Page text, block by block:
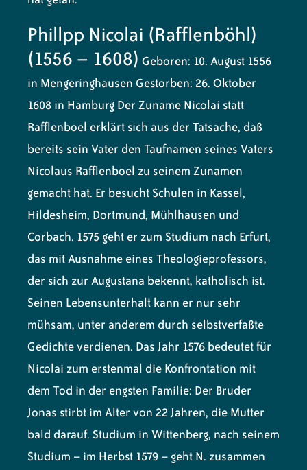
Phillpp Nicolai (Rafflenböhl)
(1556 – 1608) Geboren: 10. August 1556
in Mengeringhausen Gestorben: 26. Oktober
1608 in Hamburg Der Zuname Nicolai statt
Rafflenboel erklärt sich aus der Tatsache, daß
bereits sein Vater den Taufnamen seines Vaters
Nicolaus Rafflenboel zu seinem Zunamen
gemacht hat. Er besucht Schulen in Kassel,
Hildesheim, Dortmund, Mühlhausen und
Corbach. 1575 geht er zum Studium nach Erfurt,
das mit Ausnahme eines Theologieprofessors,
der sich zur Augustana bekennt, katholisch ist.
Seinen Lebensunterhalt kann er nur sehr
mühsam, unter anderem durch selbstverfaßte
Gedichte verdienen. Das Jahr 1576 bedeutet für
Nicolai zum erstenmal die Konfrontation mit
dem Tod in der engsten Familie: Der Bruder
Jonas stirbt im Alter von 22 Jahren, die Mutter
bald darauf. Studium in Wittenberg, nach seinem
Studium – im Herbst 1579 – geht N. zusammen